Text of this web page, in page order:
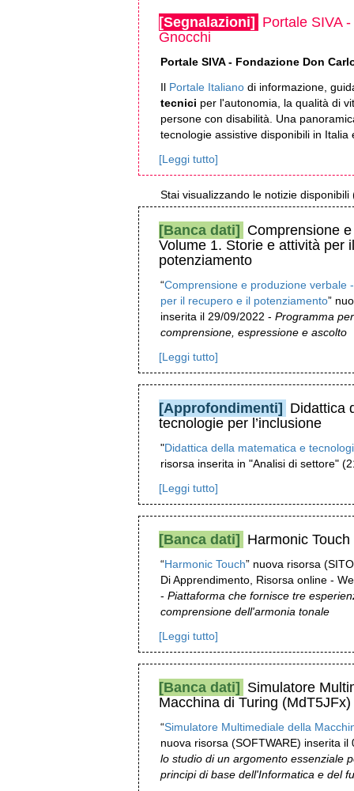
[Segnalazioni]
Portale SIVA
Gnocchi
Portale SIVA - Fondazione Don
Il Portale Italiano di informazione,
tecnici per l'autonomia, la qualità di
persone con disabilità. Una
tecnologie assistive disponibili in Italia
[Leggi tutto]
Stai visualizzando le notizie
[Banca dati]
Comprensione
Volume 1. Storie e attività per
potenziamento
“Comprensione e produzione verbale
per il recupero e il potenziamento”
inserita il 29/09/2022 - Programma
comprensione, espressione e ascolto
[Leggi tutto]
[Approfondimenti]
Didattica
tecnologie per l’inclusione
"Didattica della matematica e
risorsa inserita in "Analisi di settore"
[Leggi tutto]
[Banca dati] Harmonic Touch
“Harmonic Touch” nuova risorsa
Di Apprendimento, Risorsa online -
- Piattaforma che fornisce tre
comprensione dell'armonia tonale
[Leggi tutto]
[Banca dati]
Simulatore
Macchina di Turing (MdT5JFx)
“Simulatore Multimediale della
nuova risorsa (SOFTWARE) inserita
lo studio di un argomento essenziale
principi di base dell'Informatica e del